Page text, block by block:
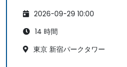
2026-09-29 10:00
14 時間
東京 新宿パークタワー